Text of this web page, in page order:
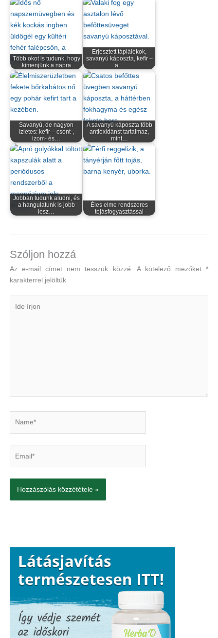
Több okot is tudunk, hogy
kimenjünk a napra
Erjesztett táplálékok,
savanyú káposzta, kefir –
a…
Savanyú, de nagyon
ízletes: kefir – csont-,
izom- és…
A savanyú káposzta több
antioxidánst tartalmaz,
mint…
Jobban tudunk aludni, és
a hangulatunk is jobb
lesz…
Éles elme rendszeres
tojásfogyasztással
Szóljon hozzá
Az e-mail címet nem tesszük közzé. A kötelező mezőket*
karakterrel jelöltük